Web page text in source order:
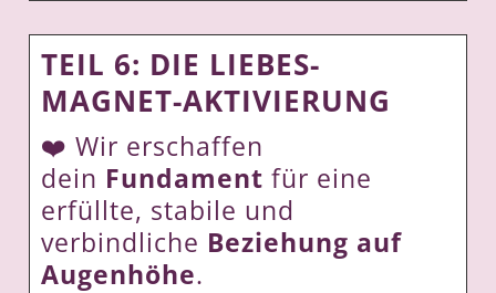
TEIL 6: DIE LIEBES-
MAGNET-AKTIVIERUNG
❤️ Wir erschaffen
dein Fundament für eine
erfüllte, stabile und
verbindliche Beziehung auf
Augenhöhe.